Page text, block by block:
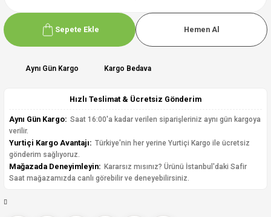
Sepete Ekle Hemen Al
Aynı Gün Kargo Kargo Bedava
Hızlı Teslimat & Ücretsiz Gönderim
Aynı Gün Kargo: Saat 16:00'a kadar verilen siparişleriniz aynı gün kargoya
verilir.
Yurtiçi Kargo Avantajı: Türkiye'nin her yerine Yurtiçi Kargo ile ücretsiz
gönderim sağlıyoruz.
Mağazada Deneyimleyin: Kararsız mısınız? Ürünü İstanbul'daki Safir
Saat mağazamızda canlı görebilir ve deneyebilirsiniz.